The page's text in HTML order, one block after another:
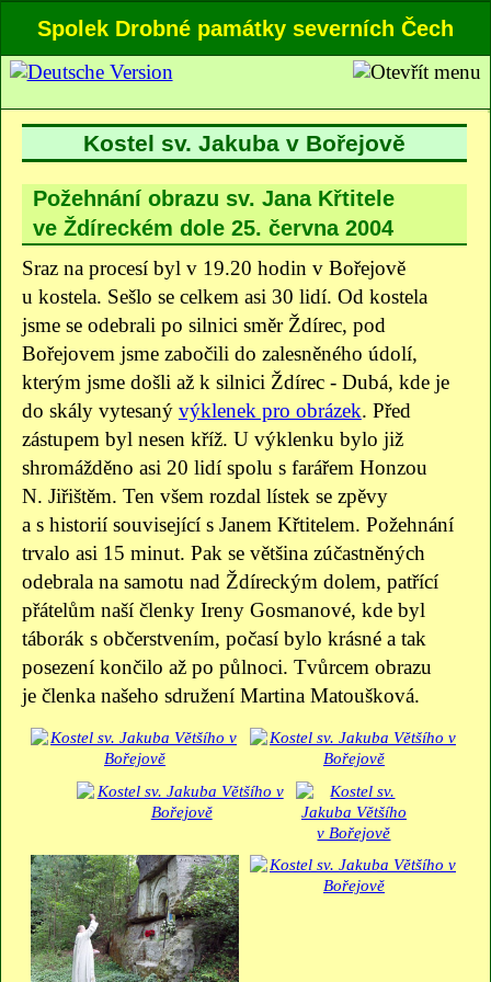
Spolek Drobné památky severních Čech
Kostel sv. Jakuba v Bořejově
Požehnání obrazu sv. Jana Křtitele
ve Ždíreckém dole 25. června 2004
Sraz na procesí byl v 19.20 hodin v Bořejově
u kostela. Sešlo se celkem asi 30 lidí. Od kostela
jsme se odebrali po silnici směr Ždírec, pod
Bořejovem jsme zabočili do zalesněného údolí,
kterým jsme došli až k silnici Ždírec - Dubá, kde je
do skály vytesaný výklenek pro obrázek. Před
zástupem byl nesen kříž. U výklenku bylo již
shromážděno asi 20 lidí spolu s farářem Honzou
N. Jiřištěm. Ten všem rozdal lístek se zpěvy
a s historií související s Janem Křtitelem. Požehnání
trvalo asi 15 minut. Pak se většina zúčastněných
odebrala na samotu nad Ždíreckým dolem, patřící
přátelům naší členky Ireny Gosmanové, kde byl
táborák s občerstvením, počasí bylo krásné a tak
posezení končilo až po půlnoci. Tvůrcem obrazu
je členka našeho sdružení Martina Matoušková.